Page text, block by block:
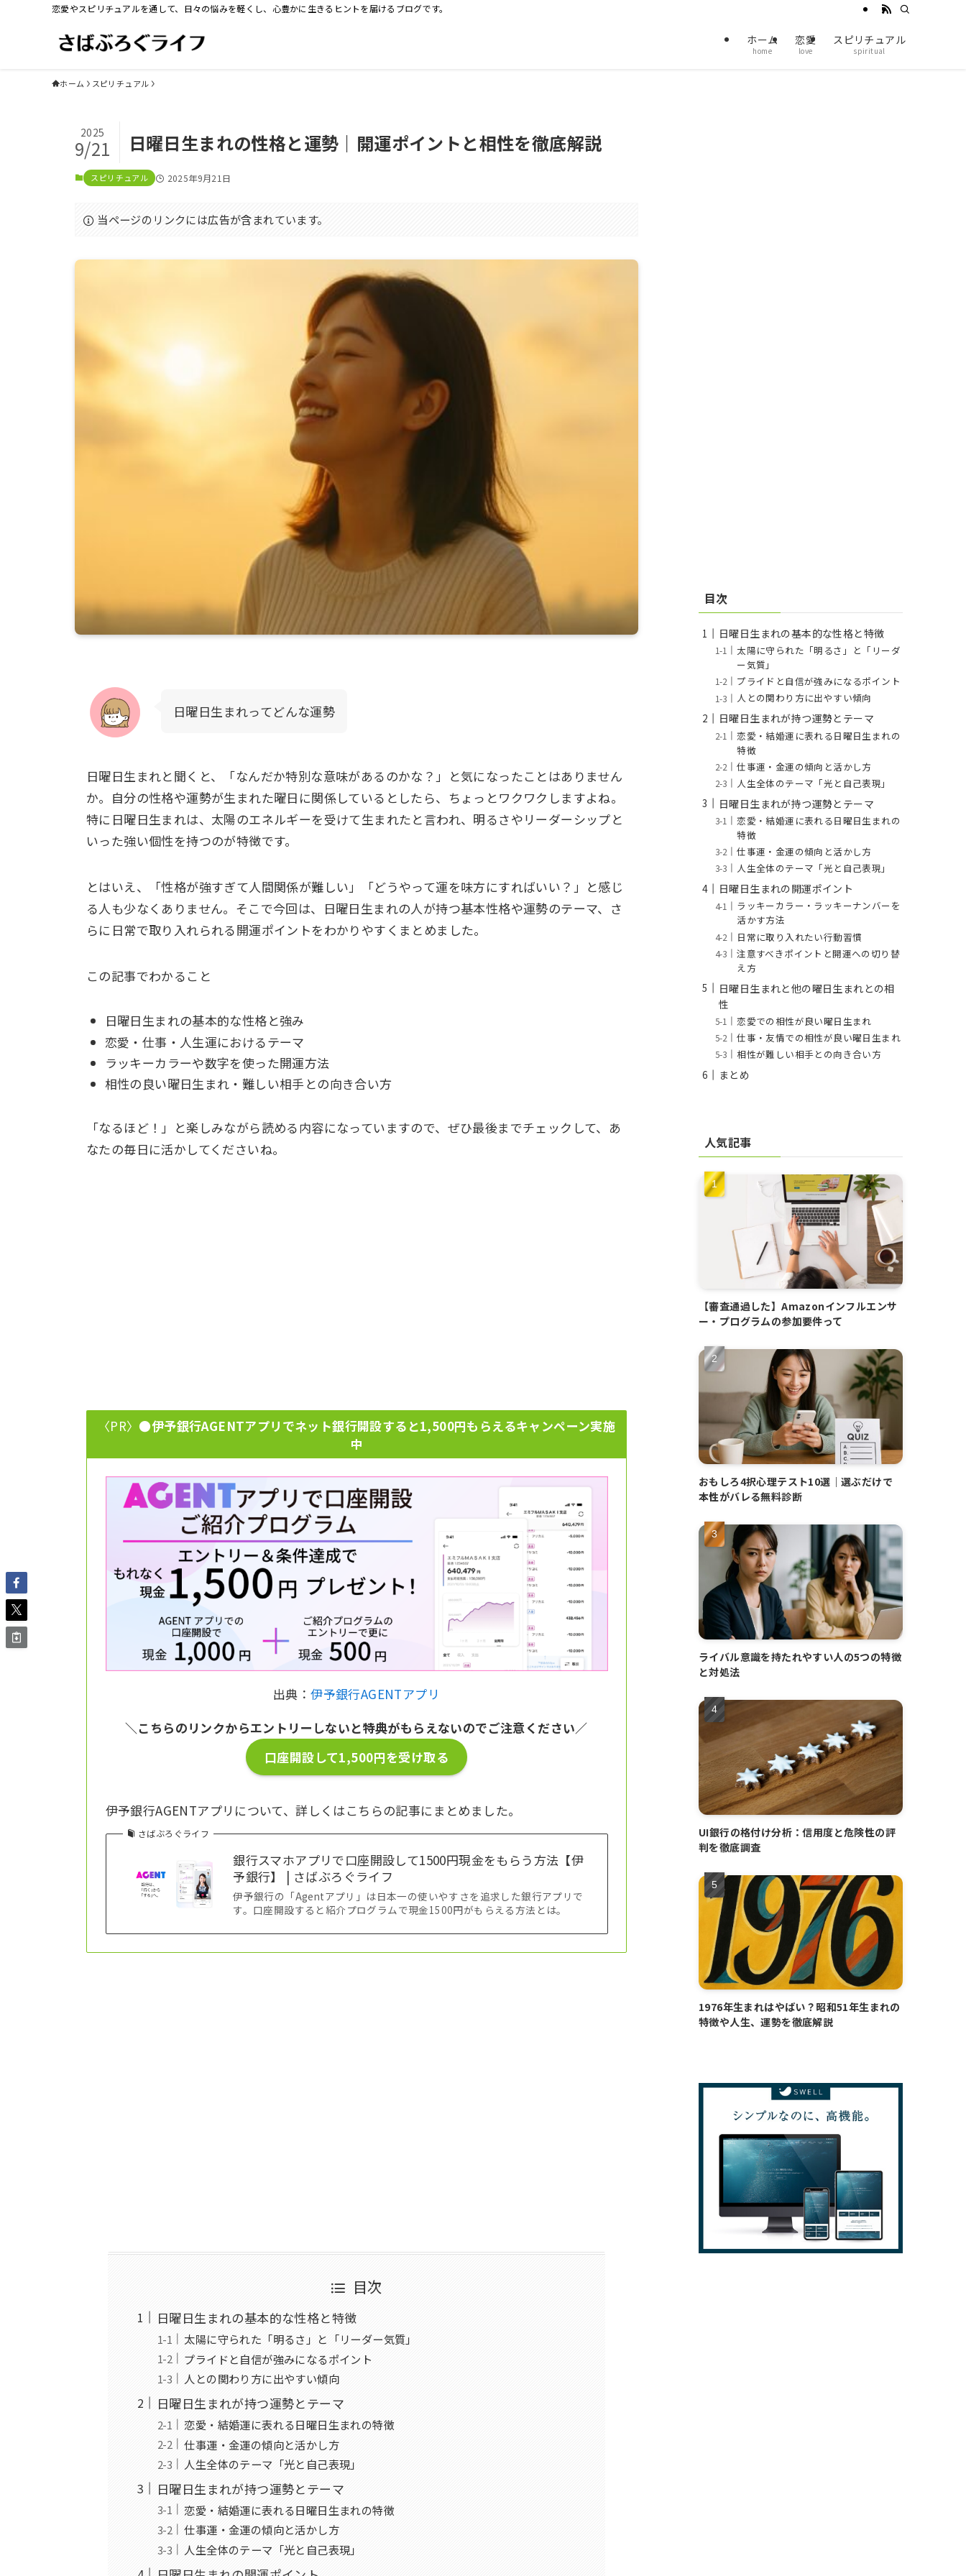
恋愛やスピリチュアルを通して、日々の悩みを軽くし、心豊かに生きるヒントを届けるブログです。
ホーム
home
恋愛
love
スピリチュアル
spiritual
ホーム スピリチュアル
日曜日生まれの性格と運勢｜開運ポイントと相性を徹底解説
2025
9/21
スピリチュアル 2025年9月21日
当ページのリンクには広告が含まれています。
日曜日生まれってどんな運勢
日曜日生まれと聞くと、「なんだか特別な意味があるのかな？」と気になったことはありません
か。自分の性格や運勢が生まれた曜日に関係しているとしたら、ちょっとワクワクしますよね。
特に日曜日生まれは、太陽のエネルギーを受けて生まれたと言われ、明るさやリーダーシップと
いった強い個性を持つのが特徴です。
とはいえ、「性格が強すぎて人間関係が難しい」「どうやって運を味方にすればいい？」と感じ
る人も少なくありません。そこで今回は、日曜日生まれの人が持つ基本性格や運勢のテーマ、さ
らに日常で取り入れられる開運ポイントをわかりやすくまとめました。
この記事でわかること
日曜日生まれの基本的な性格と強み
恋愛・仕事・人生運におけるテーマ
ラッキーカラーや数字を使った開運方法
相性の良い曜日生まれ・難しい相手との向き合い方
「なるほど！」と楽しみながら読める内容になっていますので、ぜひ最後までチェックして、あ
なたの毎日に活かしてくださいね。
〈PR〉●伊予銀行AGENTアプリでネット銀行開設すると1,500円もらえるキャンペーン実施
中
出典：伊予銀行AGENTアプリ
＼こちらのリンクからエントリーしないと特典がもらえないのでご注意ください／
口座開設して1,500円を受け取る
伊予銀行AGENTアプリについて、詳しくはこちらの記事にまとめました。
さばぶろぐライフ
銀行スマホアプリで口座開設して1500円現金をもらう方法【伊
予銀行】 | さばぶろぐライフ
伊予銀行の「Agentアプリ」は日本一の使いやすさを追求した銀行アプリで
す。口座開設すると紹介プログラムで現金1500円がもらえる方法とは。
目次
日曜日生まれの基本的な性格と特徴
太陽に守られた「明るさ」と「リーダー気質」
プライドと自信が強みになるポイント
人との関わり方に出やすい傾向
日曜日生まれが持つ運勢とテーマ
恋愛・結婚運に表れる日曜日生まれの特徴
仕事運・金運の傾向と活かし方
人生全体のテーマ「光と自己表現」
日曜日生まれが持つ運勢とテーマ
恋愛・結婚運に表れる日曜日生まれの特徴
仕事運・金運の傾向と活かし方
人生全体のテーマ「光と自己表現」
目次
日曜日生まれの基本的な性格と特徴
太陽に守られた「明るさ」と「リーダ
ー気質」
プライドと自信が強みになるポイント
人との関わり方に出やすい傾向
日曜日生まれが持つ運勢とテーマ
恋愛・結婚運に表れる日曜日生まれの
特徴
仕事運・金運の傾向と活かし方
人生全体のテーマ「光と自己表現」
日曜日生まれが持つ運勢とテーマ
恋愛・結婚運に表れる日曜日生まれの
特徴
仕事運・金運の傾向と活かし方
人生全体のテーマ「光と自己表現」
日曜日生まれの開運ポイント
ラッキーカラー・ラッキーナンバーを
活かす方法
日常に取り入れたい行動習慣
注意すべきポイントと開運への切り替
え方
日曜日生まれと他の曜日生まれとの相
性
恋愛での相性が良い曜日生まれ
仕事・友情での相性が良い曜日生まれ
相性が難しい相手との向き合い方
まとめ
人気記事
【審査通過した】Amazonインフルエンサ
ー・プログラムの参加要件って
おもしろ4択心理テスト10選｜選ぶだけで
本性がバレる無料診断
ライバル意識を持たれやすい人の5つの特徴
と対処法
UI銀行の格付け分析：信用度と危険性の評
判を徹底調査
1976年生まれはやばい？昭和51年生まれの
特徴や人生、運勢を徹底解説